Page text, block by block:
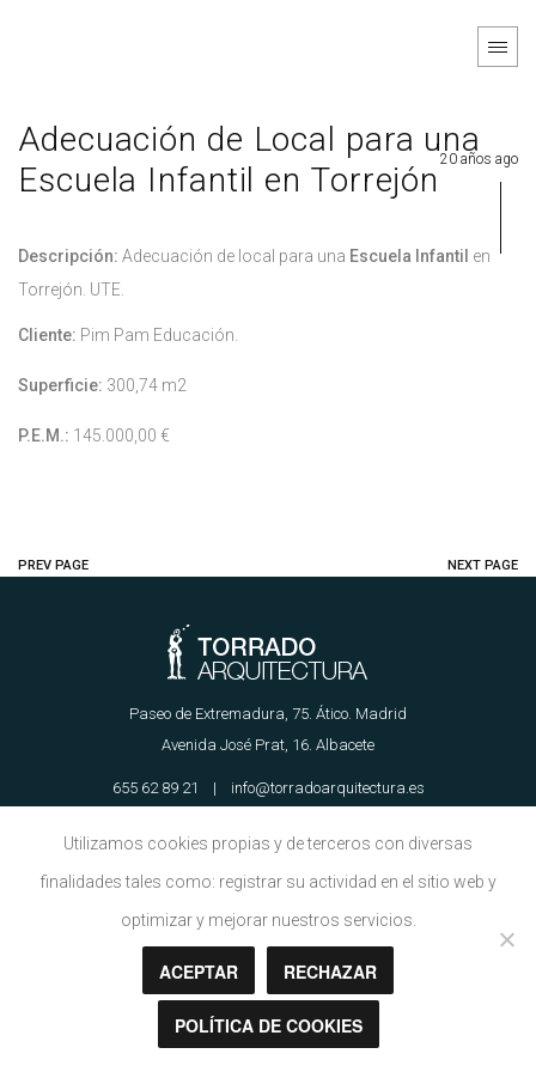
Adecuación de Local para una
Escuela Infantil en Torrejón
20 años ago
Descripción: Adecuación de local para una Escuela Infantil en
Torrejón. UTE.
Cliente: Pim Pam Educación.
Superficie: 300,74 m2
P.E.M.: 145.000,00 €
PREV PAGE NEXT PAGE
Paseo de Extremadura, 75. Ático. Madrid
Avenida José Prat, 16. Albacete
655 62 89 21 | info@torradoarquitectura.es
Copyright © Torrado Arquitectura 2018
Utilizamos cookies propias y de terceros con diversas
finalidades tales como: registrar su actividad en el sitio web y
optimizar y mejorar nuestros servicios.
ACEPTAR RECHAZAR
POLÍTICA DE COOKIES